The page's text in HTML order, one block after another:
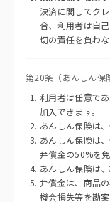
決済に関してク
合、利用者は自
切の責任を負わな
第20条（あんしん保
利用者は任意で
加入できます。
あんしん保険は
あんしん保険は
弁償金の50%を免
あんしん保険は
弁償金は、商品
機会損失等を勘